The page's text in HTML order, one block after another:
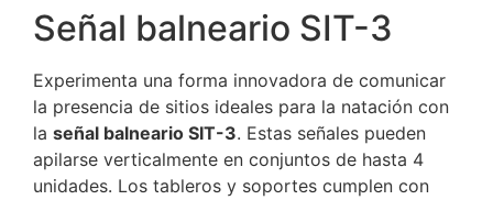
Señal balneario SIT-3
Experimenta una forma innovadora de comunicar
la presencia de sitios ideales para la natación con
la señal balneario SIT-3. Estas señales pueden
apilarse verticalmente en conjuntos de hasta 4
unidades. Los tableros y soportes cumplen con